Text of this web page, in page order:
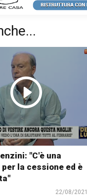
"C'è una
la cessione ed è
22/08/2021